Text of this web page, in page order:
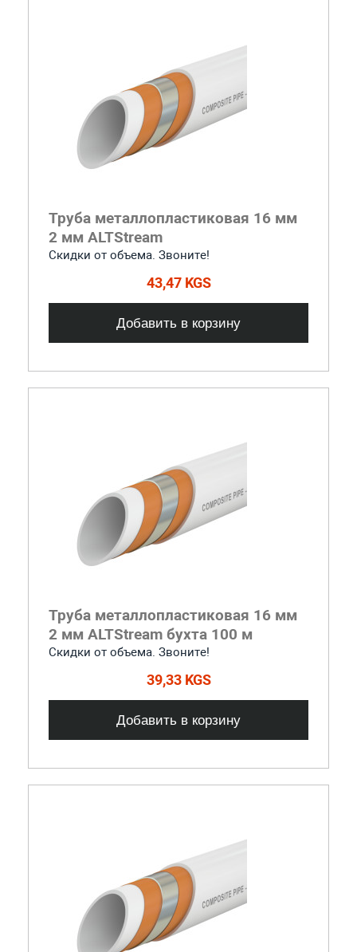
Труба металлопластиковая 16 мм
2 мм ALTStream
Скидки от объема. Звоните!
43,47 KGS
Добавить в корзину
Труба металлопластиковая 16 мм
2 мм ALTStream бухта 100 м
Скидки от объема. Звоните!
39,33 KGS
Добавить в корзину